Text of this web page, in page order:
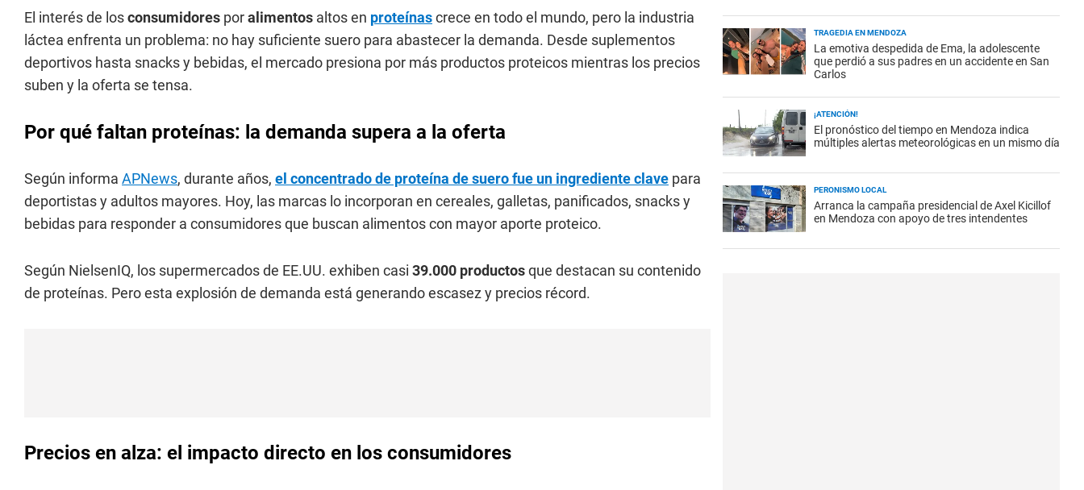
El interés de losconsumidores poralimentos altos en proteínascrece en todo el mundo, pero la industria
láctea enfrenta un problema: no hay suficiente suero para abastecer la demanda. Desde suplementos
deportivos hasta snacks y bebidas, el mercado presiona por más productos proteicos mientras los precios
suben y la oferta se tensa.
Por qué faltan proteínas: la demanda supera a la oferta
Según informa APNews, durante años, el concentrado de proteína de suero fue un ingrediente clave para
deportistas y adultos mayores. Hoy, las marcas lo incorporan en cereales, galletas, panificados, snacks y
bebidas para responder a consumidores que buscan alimentos con mayor aporte proteico.
Según NielsenIQ, los supermercados de EE.UU. exhiben casi 39.000 productosque destacan su contenido
de proteínas. Pero esta explosión de demanda está generando escasez y precios récord.
Precios en alza: el impacto directo en los consumidores
TRAGEDIA EN MENDOZA
La emotiva despedida de Ema, la adolescente
que perdió a sus padres en un accidente en San
Carlos
¡ATENCIÓN!
El pronóstico del tiempo en Mendoza indica
múltiples alertas meteorológicas en un mismo día
PERONISMO LOCAL
Arranca la campaña presidencial de Axel Kicillof
en Mendoza con apoyo de tres intendentes